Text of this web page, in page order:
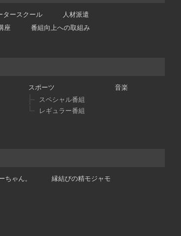
タースクール
人材派遣
座
番組向上への取組み
スポーツ
スペシャル番組
レギュラー番組
音楽
ちゃん。
縁結びの精モジャモ